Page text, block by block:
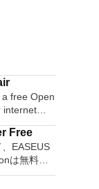
free Open
internet
and
that it is
or get
yet. In
will
Free
EASEUS
は無料の
ンソリュー
ティリテ